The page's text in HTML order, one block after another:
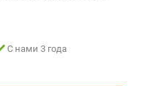
С нами 3 года